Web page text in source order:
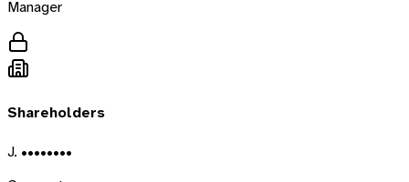
Manager
Shareholders
J. ••••••••